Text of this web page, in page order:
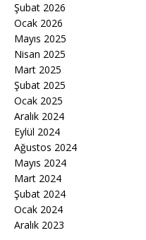
Şubat 2026
Ocak 2026
Mayıs 2025
Nisan 2025
Mart 2025
Şubat 2025
Ocak 2025
Aralık 2024
Eylül 2024
Ağustos 2024
Mayıs 2024
Mart 2024
Şubat 2024
Ocak 2024
Aralık 2023